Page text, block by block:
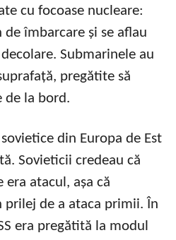
cu focoase nucleare:
îmbarcare și se aflau
Submarinele au
pregătite să
de la bord.
din Europa de Est
Sovieticii credeau că
era atacul, așa că
de a ataca primii. În
era pregătită la modul